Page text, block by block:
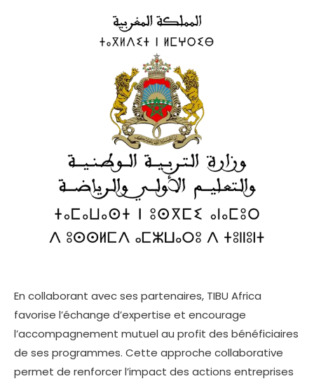
En collaborant avec ses partenaires, TIBU Africa
favorise l’échange d’expertise et encourage
l’accompagnement mutuel au profit des bénéficiaires
de ses programmes. Cette approche collaborative
permet de renforcer l’impact des actions entreprises